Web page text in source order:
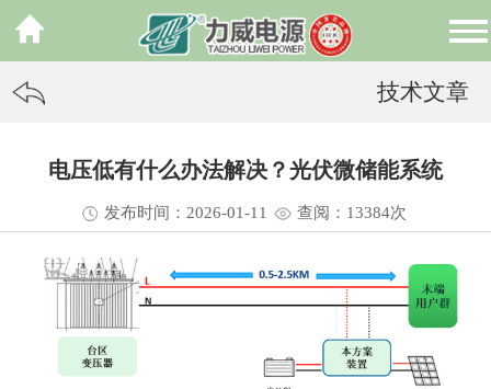
技术文章
电压低有什么办法解决？光伏微储能系统
发布时间：2026-01-11 查阅：13384次